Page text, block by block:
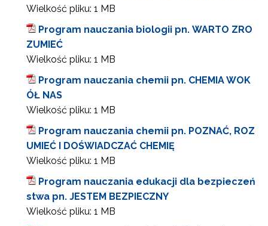
Wielkość pliku: 1 MB
Program nauczania biologii pn. WARTO ZRO
ZUMIEĆ
Wielkość pliku: 1 MB
Program nauczania chemii pn. CHEMIA WOK
ÓŁ NAS
Wielkość pliku: 1 MB
Program nauczania chemii pn. POZNAĆ, ROZ
UMIEĆ I DOŚWIADCZAĆ CHEMIĘ
Wielkość pliku: 1 MB
Program nauczania edukacji dla bezpieczeń
stwa pn. JESTEM BEZPIECZNY
Wielkość pliku: 1 MB